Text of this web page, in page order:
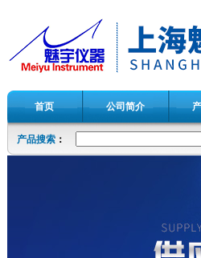
首页 公司简介
产品搜索 ：